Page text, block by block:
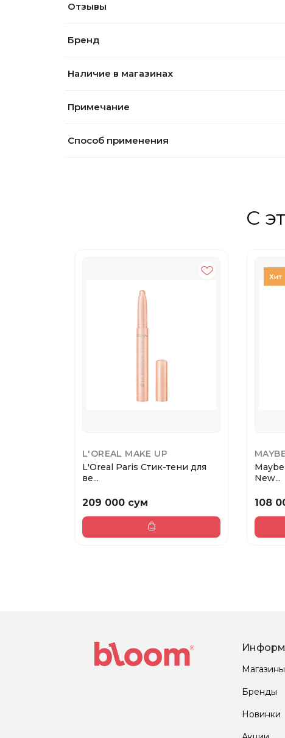
Отзывы
Бренд
Наличие в магазинах
Примечание
Способ применения
С
L'OREAL MAKE UP
L'Oreal Paris Стик-тени для
ве...
209 000 сум
New...
108
Магазины
Бренды
Новинки